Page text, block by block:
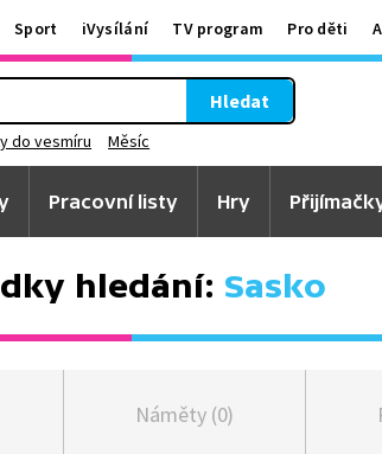
Sport iVysílání TV program Pro děti
Hledat
do vesmíru Měsíc
Pracovní listy Hry
hledání: Sasko
Náměty (0)